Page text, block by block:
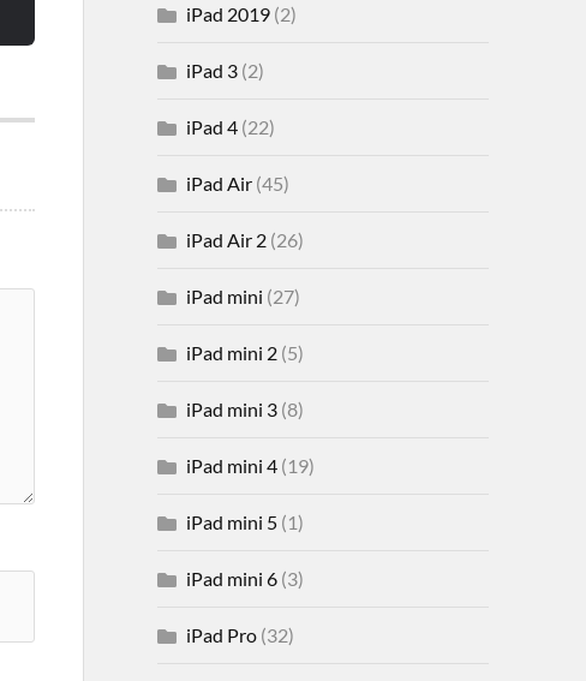
iPad 2019(2)
iPad 3(2)
iPad 4(22)
iPad Air(45)
iPad Air 2(26)
iPad mini (27)
iPad mini 2(5)
iPad mini 3(8)
iPad mini 4(19)
iPad mini 5(1)
iPad mini 6(3)
iPad Pro(32)